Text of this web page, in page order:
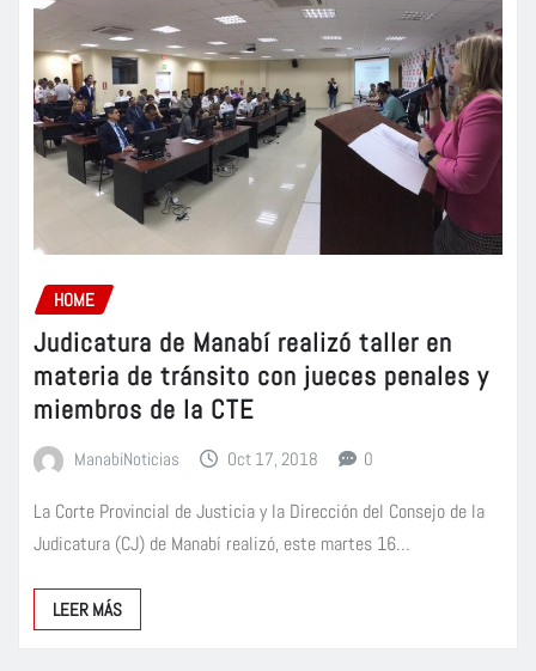
HOME
Judicatura de Manabí realizó taller en
materia de tránsito con jueces penales y
miembros de la CTE
ManabiNoticias Oct 17, 2018 0
La Corte Provincial de Justicia y la Dirección del Consejo de la
Judicatura (CJ) de Manabí realizó, este martes 16…
LEER MÁS